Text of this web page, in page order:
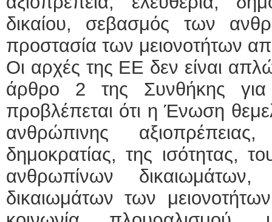
δικαίου, σεβασμός των
προστασία των μειονοτήτων
Οι αρχές της ΕΕ δεν είναι
άρθρο 2 της Συνθήκης
προβλέπεται ότι η Ένωση
ανθρώπινης
δημοκρατίας, της ισότητας,
ανθρωπίνων
δικαιωμάτων των